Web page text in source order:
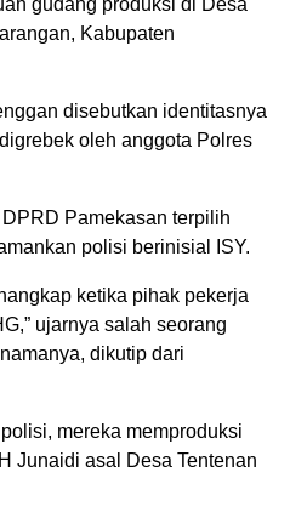
gudang produksi di Desa
Kabupaten
disebutkan identitasnya
oleh anggota Polres
Pamekasan terpilih
polisi berinisial ISY.
ketika pihak pekerja
ujarnya salah seorang
dikutip dari
mereka memproduksi
Junaidi asal Desa Tentenan